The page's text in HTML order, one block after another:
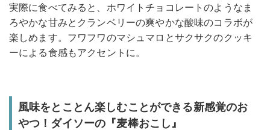
実際に食べてみると、ホワイトチョコレートのようなま
ろやかな甘みとクランベリーの爽やかな酸味のコラボが
楽しめます。フワフワのマシュマロとサクサクのクッキ
ーによる食感もアクセントに。
風味をとことん楽しむことができる新感覚のお
やつ！ダイソーの『麦棒おこし』